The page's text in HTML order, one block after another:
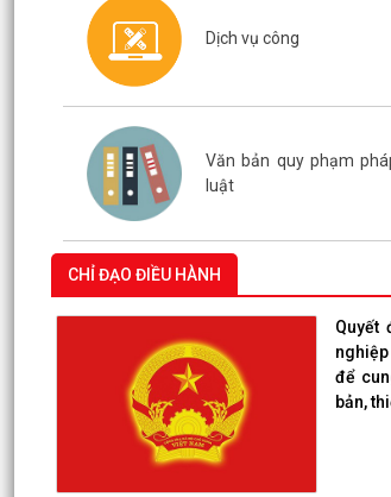
Dịch vụ công
Văn bản quy phạm
luật
CHỈ ĐẠO ĐIỀU HÀNH
Quyết
để
bản,